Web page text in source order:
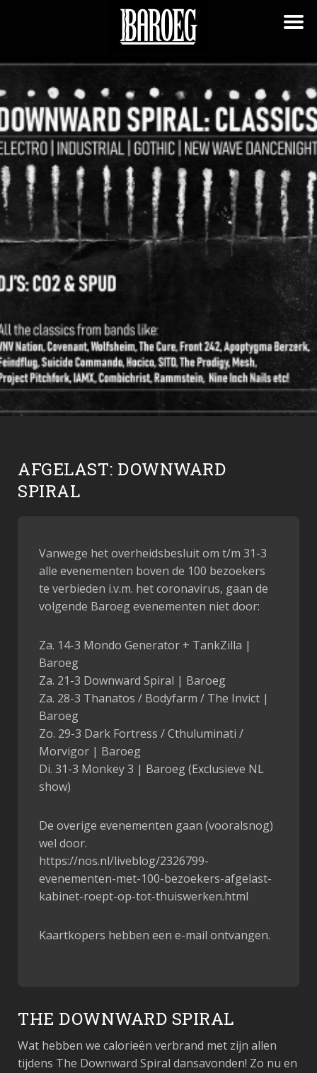
AFGELAST: DOWNWARD
SPIRAL
Vanwege het overheidsbesluit om t/m 31-3
alle evenementen boven de 100 bezoekers
te verbieden i.v.m. het coronavirus, gaan de
volgende Baroeg evenementen niet door:
Za. 14-3 Mondo Generator + TankZilla |
Baroeg
Za. 21-3 Downward Spiral | Baroeg
Za. 28-3 Thanatos / Bodyfarm / The Invict |
Baroeg
Zo. 29-3 Dark Fortress / Cthuluminati /
Morvigor | Baroeg
Di. 31-3 Monkey 3 | Baroeg (Exclusieve NL
show)
De overige evenementen gaan (vooralsnog)
wel door.
https://nos.nl/liveblog/2326799-
evenementen-met-100-bezoekers-afgelast-
kabinet-roept-op-tot-thuiswerken.html
Kaartkopers hebben een e-mail ontvangen.
THE DOWNWARD SPIRAL
Wat hebben we calorieën verbrand met zijn allen
tijdens The Downward Spiral dansavonden! Zo nu en